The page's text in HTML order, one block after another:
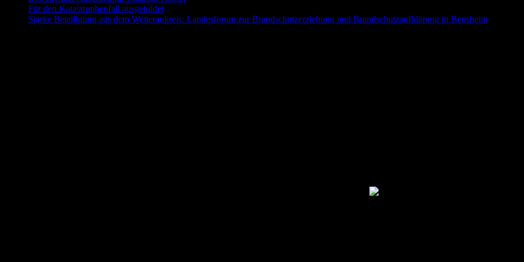
Für den Katastrophenfall ausgebildet
Starke Beteiligung aus dem Wetteraukreis: Landesforum zur Brandschutzerziehung und Brandschutzaufklärung in Bensheim